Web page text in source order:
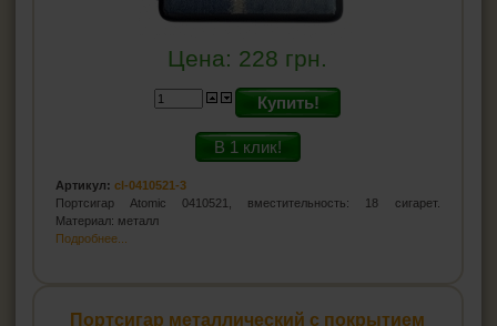
Цена: 228 грн.
Купить!
В 1 клик!
Артикул: cl-0410521-3
Портсигар Atomic 0410521, вместительность: 18 сигарет.
Материал: металл
Подробнее...
Портсигар металлический с покрытием